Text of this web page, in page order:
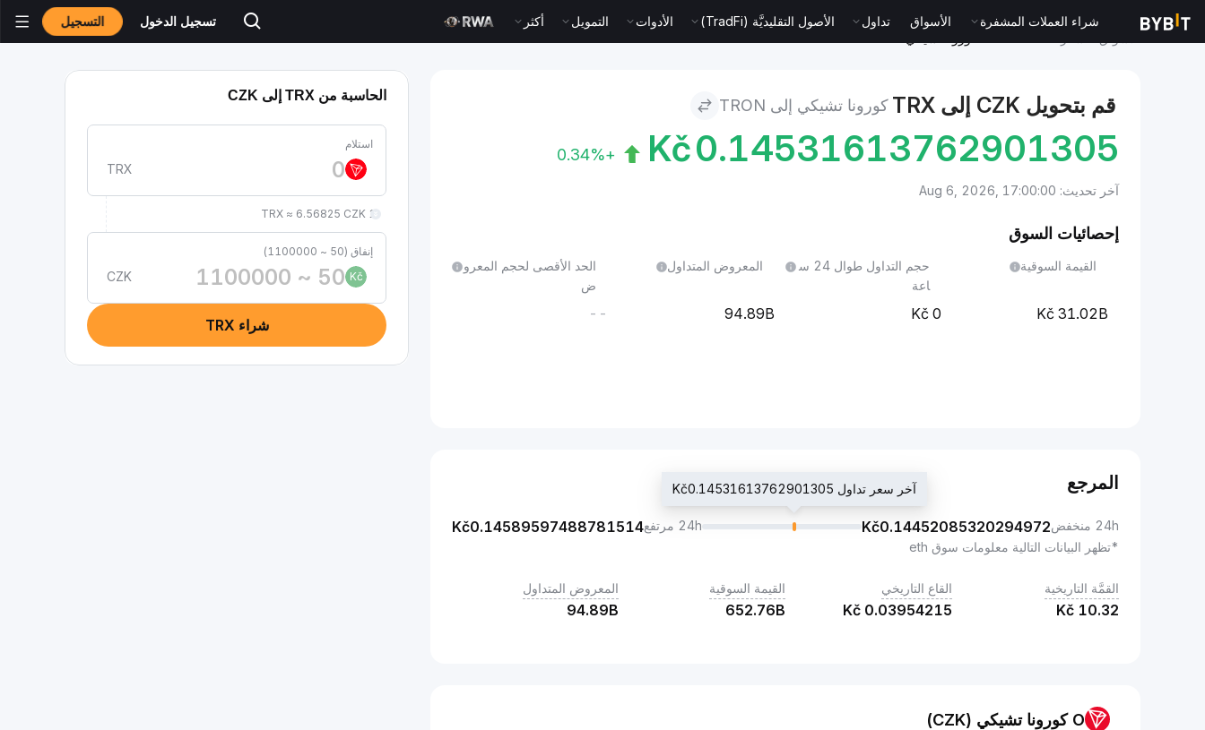
شراء العملات المشفرة الأسواق تداول الأصول التقليديَّة (TradFi) الأدوات التمويل أكثر تسجيل الدخول التسجيل
قم بتحويل CZK إلى TRX كورونا تشيكي إلى TRON
Kč0.14531613762901305
+0.34%
آخر تحديث: Aug 6, 2026, 17:00:00
إحصائيات السوق
القيمة السوقية
31.02B
حجم التداول طوال 24 س
اعة
0
المعروض المتداول
94.89B
الحد الأقصى لحجم المعرو
ض
--
المرجع
24h منخفض Kč0.14452085320294972
آخر سعر تداول Kč0.14531613762901305
24h مرتفع Kč0.14589597488781514
*تظهر البيانات التالية معلومات سوق eth
القمَّة التاريخية
Kč 10.32
القاع التاريخي
Kč 0.03954215
القيمة السوقية
652.76B
المعروض المتداول
94.89B
O كورونا تشيكي (CZK)
الحاسبة من TRX إلى CZK
استلام
TRX
1 TRX ≈ 6.56825 CZK
إنفاق (50 ~ 1100000)
Kč
CZK
شراء TRX